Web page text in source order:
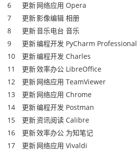
6
更新网络应用 Opera
7
更新影像编辑 相册
8
更新音乐电台 音乐
9
更新编程开发 PyCharm Professional
10
更新编程开发 Charles
11
更新效率办公 LibreOffice
12
更新网络应用 TeamViewer
13
更新网络应用 Chrome
14
更新编程开发 Postman
15
更新资讯阅读 Calibre
16
更新效率办公 为知笔记
17
更新网络应用 Vivaldi